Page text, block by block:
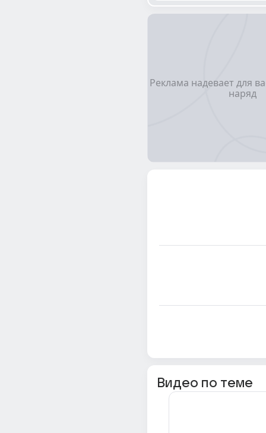
Видео по теме